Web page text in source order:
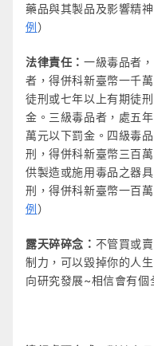
藥品與其製品及影響精
例）
法律責任： 一級毒品者
者，得併科新臺幣一千
徒刑或七年以上有期徒
金。三級毒品者，處五
萬元以下罰金。四級毒
刑，得併科新臺幣三百
供製造或施用毒品之器
刑，得併科新臺幣一百
例）
露天碎碎念： 不管買或
制力，可以毀掉你的人
向研究發展~相信會有